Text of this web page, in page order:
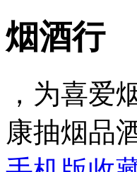
烟酒行
，为喜爱
康抽烟品